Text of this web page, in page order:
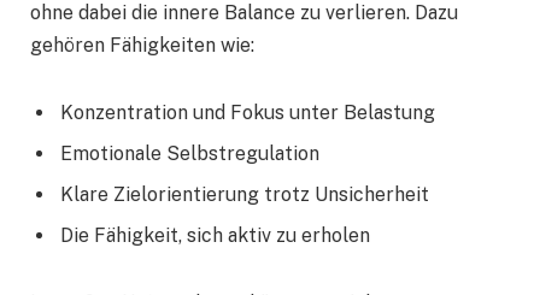
ohne dabei die innere Balance zu verlieren. Dazu
gehören Fähigkeiten wie:
Konzentration und Fokus unter Belastung
Emotionale Selbstregulation
Klare Zielorientierung trotz Unsicherheit
Die Fähigkeit, sich aktiv zu erholen